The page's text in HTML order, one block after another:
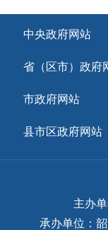
中央政府网站
省（区市）政府
市政府网站
县市区政府网站
主办
承办单位：